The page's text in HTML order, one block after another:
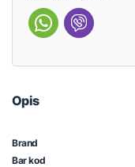
Opis
Brand
Bar kod